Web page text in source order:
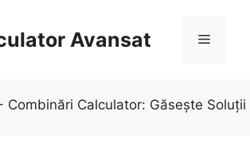
Avansat Meniu
Combinări Calculator: Găsește Soluții